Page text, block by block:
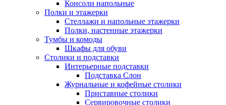
Консоли напольные
Полки и этажерки
Стеллажи и напольные этажерки
Полки, настенные этажерки
Тумбы и комоды
Шкафы для обуви
Столики и подставки
Интерьерные подставки
Подставка Слон
Журнальные и кофейные столики
Приставные столики
Сервировочные столики